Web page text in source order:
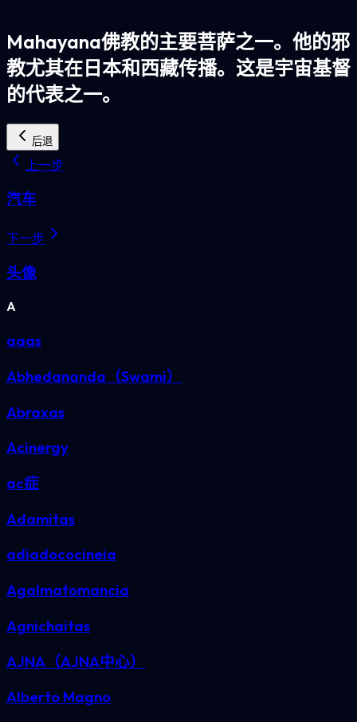
Mahayana佛教的主要菩萨之一。他的邪
教尤其在日本和西藏传播。这是宇宙基督
的代表之一。
后退
上一步
汽车
下一步
头像
A
aaas
Abhedananda（Swami）
Abraxas
Acinergy
ac症
Adamitas
adiadococineia
Agalmatomancia
Agnichaitas
AJNA（AJNA中心）
Alberto Magno